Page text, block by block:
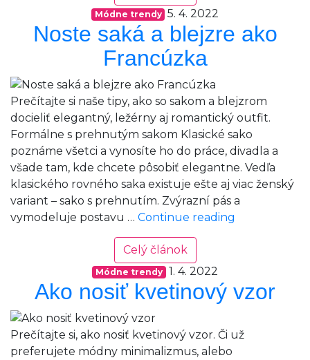
oživiť
minimalistický
outfit
Módne trendy 5. 4. 2022
Noste saká a blejzre ako
Francúzka
Prečítajte si naše tipy, ako so sakom a blejzrom
docieliť elegantný, ležérny aj romantický outfit.
Formálne s prehnutým sakom Klasické sako
poznáme všetci a vynosíte ho do práce, divadla a
všade tam, kde chcete pôsobiť elegantne. Vedľa
klasického rovného saka existuje ešte aj viac ženský
variant – sako s prehnutím. Zvýrazní pás a
vymodeluje postavu … Continue reading
Francúzka
Celý článok
Módne trendy 1. 4. 2022
Ako nosiť kvetinový vzor
Prečítajte si, ako nosiť kvetinový vzor. Či už
preferujete módny minimalizmus, alebo